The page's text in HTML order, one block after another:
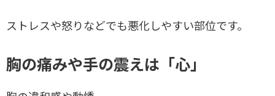
ストレスや怒りなどでも悪化しやすい部位です。
胸の痛みや手の震えは「心」